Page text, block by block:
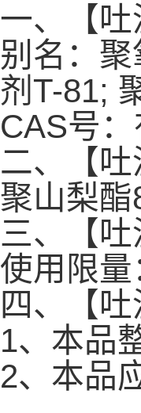
一、【吐
别名：
剂T-81;
CAS号：
二、【吐
聚山梨
三、【吐
使用限
四、【
1、本品
2、本品